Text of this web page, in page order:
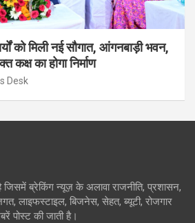
को मिली नई सौगात, आंगनबाड़ी भवन,
का होगा निर्माण
Desk
जिसमें ब्रेकिंग न्यूज़ के अलावा राजनीति, प्रशासन,
लाइफस्टाइल, बिजनेस, सेहत, ब्यूटी, रोजगार
पोस्ट की जाती है।